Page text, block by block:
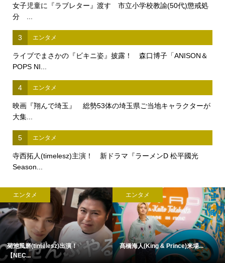
女子児童に『ラブレター』渡す 市立小学校教諭(50代)懲戒処
分 ...
3 エンタメ
ライブでまさかの『ビキニ姿』披露！ 森口博子「ANISON＆
POPS NI...
4 エンタメ
映画『翔んで埼玉』 総勢53体の埼玉県ご当地キャラクターが
大集...
5 エンタメ
寺西拓人(timelesz)主演！ 新ドラマ『ラーメンD 松平國光
Season...
エンタメ
菊池風磨(timelesz)出演！
【NEC...
エンタメ
髙橋海人(King & Prince)来場...